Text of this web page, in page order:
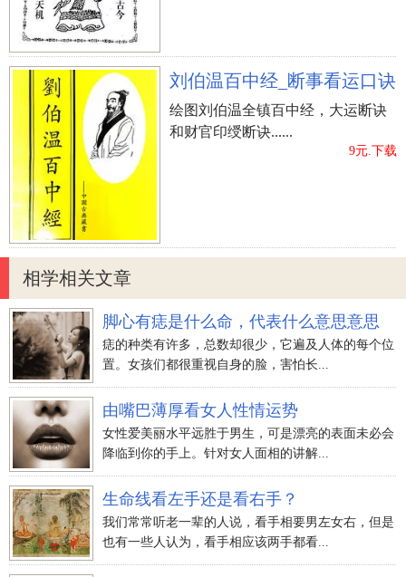
刘伯温百中经_断事看运口诀
绘图刘伯温全镇百中经，大运断诀
和财官印绶断诀......
9元.下载
相学相关文章
脚心有痣是什么命，代表什么意思意思
痣的种类有许多，总数却很少，它遍及人体的每个位
置。女孩们都很重视自身的脸，害怕长...
由嘴巴薄厚看女人性情运势
女性爱美丽水平远胜于男生，可是漂亮的表面未必会
降临到你的手上。针对女人面相的讲解...
生命线看左手还是看右手？
我们常常听老一辈的人说，看手相要男左女右，但是
也有一些人认为，看手相应该两手都看...